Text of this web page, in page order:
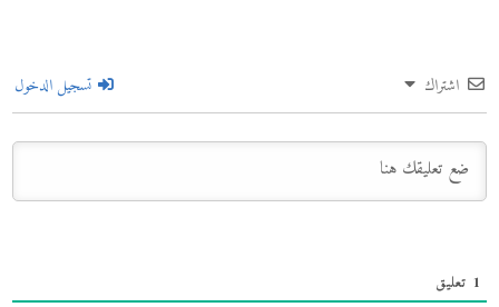
اشتراك تسجيل الدخول
1 تعليق